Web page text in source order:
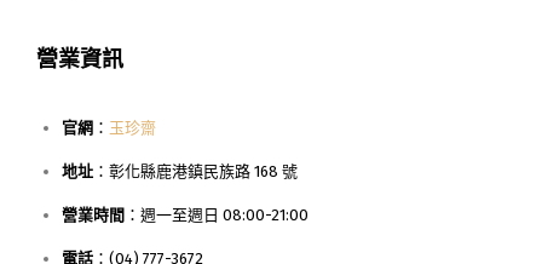
營業資訊
官網 ： 玉珍齋
地址 ：彰化縣鹿港鎮民族路 168 號
營業時間 ：週一至週日 08:00-21:00
電話 ：(04) 777-3672